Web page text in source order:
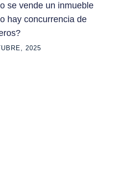
se vende un inmueble
hay concurrencia de
2025